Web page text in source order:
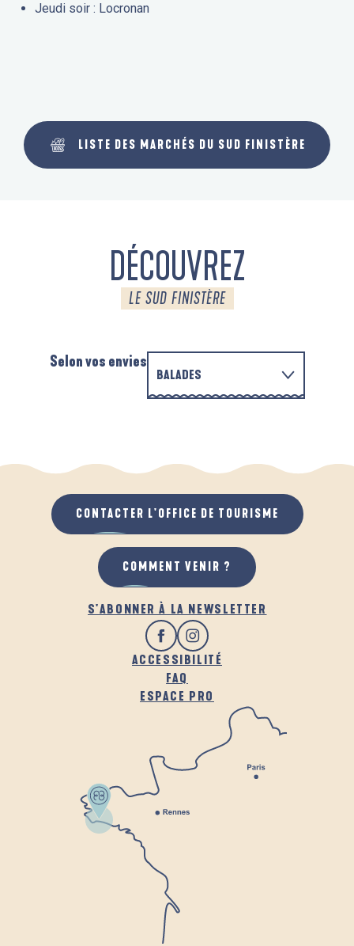
Jeudi soir : Locronan
LISTE DES MARCHÉS DU SUD FINISTÈRE
DÉCOUVREZ
LE SUD FINISTÈRE
Selon vos envies
BALADES
QUAND IL PLEUT
AU GRAND AIR
S'ABONNER À LA NEWSLETTER
ACCESSIBILITÉ
FAQ
ESPACE PRO
CONTACTER L'OFFICE DE TOURISME
COMMENT VENIR ?